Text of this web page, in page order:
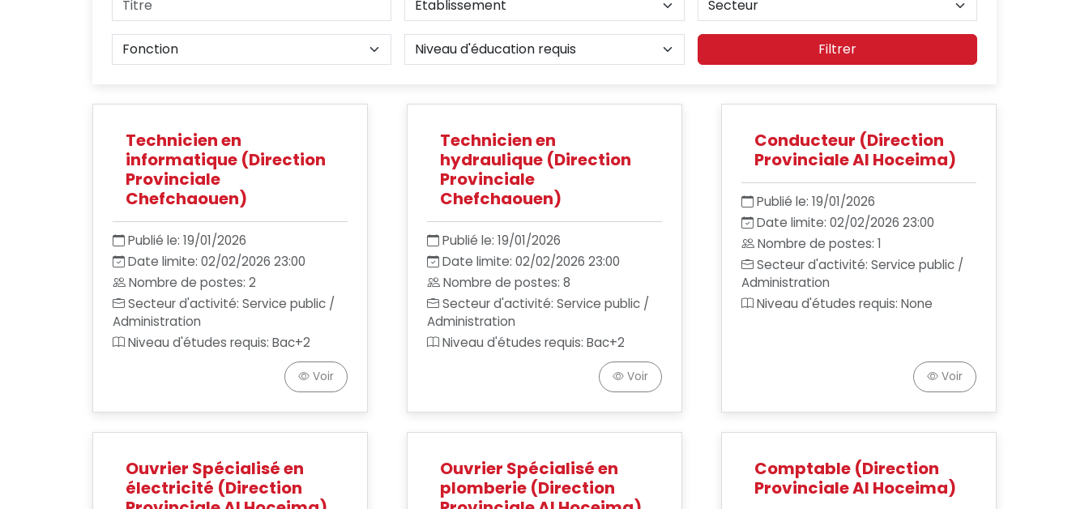
Filtrer
Technicien en
informatique (Direction
Provinciale
Chefchaouen)
Publié le: 19/01/2026
Date limite: 02/02/2026 23:00
Nombre de postes: 2
Secteur d'activité: Service public /
Administration
Niveau d'études requis: Bac+2
Voir
Technicien en
hydraulique (Direction
Provinciale
Chefchaouen)
Publié le: 19/01/2026
Date limite: 02/02/2026 23:00
Nombre de postes: 8
Secteur d'activité: Service public /
Administration
Niveau d'études requis: Bac+2
Voir
Conducteur (Direction
Provinciale Al Hoceima)
Publié le: 19/01/2026
Date limite: 02/02/2026 23:00
Nombre de postes: 1
Secteur d'activité: Service public /
Administration
Niveau d'études requis: None
Voir
Ouvrier Spécialisé en
électricité (Direction
Ouvrier Spécialisé en
plomberie (Direction
Comptable (Direction
Provinciale Al Hoceima)